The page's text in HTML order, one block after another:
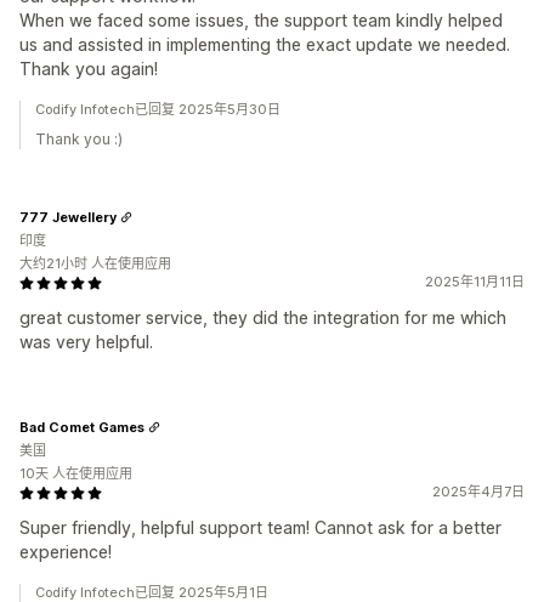
When we faced some issues, the support team kindly helped
us and assisted in implementing the exact update we needed.
Thank you again!
Codify Infotech已回复 2025年5月30日
Thank you :)
2025年11月11日
great customer service, they did the integration for me which
was very helpful.
777 Jewellery
印度
大约21小时 人在使用应用
2025年4月7日
Super friendly, helpful support team! Cannot ask for a better
experience!
Bad Comet Games
美国
10天 人在使用应用
Codify Infotech已回复 2025年5月1日